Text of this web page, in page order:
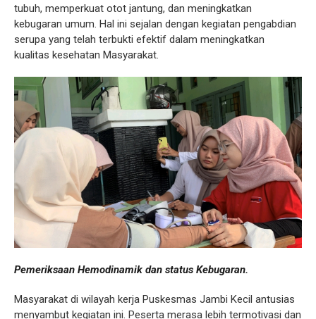
tubuh, memperkuat otot jantung, dan meningkatkan
kebugaran umum. Hal ini sejalan dengan kegiatan pengabdian
serupa yang telah terbukti efektif dalam meningkatkan
kualitas kesehatan Masyarakat.
Pemeriksaan Hemodinamik dan status Kebugaran.
Masyarakat di wilayah kerja Puskesmas Jambi Kecil antusias
menyambut kegiatan ini. Peserta merasa lebih termotivasi dan